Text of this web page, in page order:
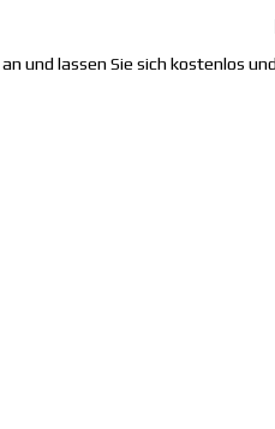
und lassen Sie sich kostenlos